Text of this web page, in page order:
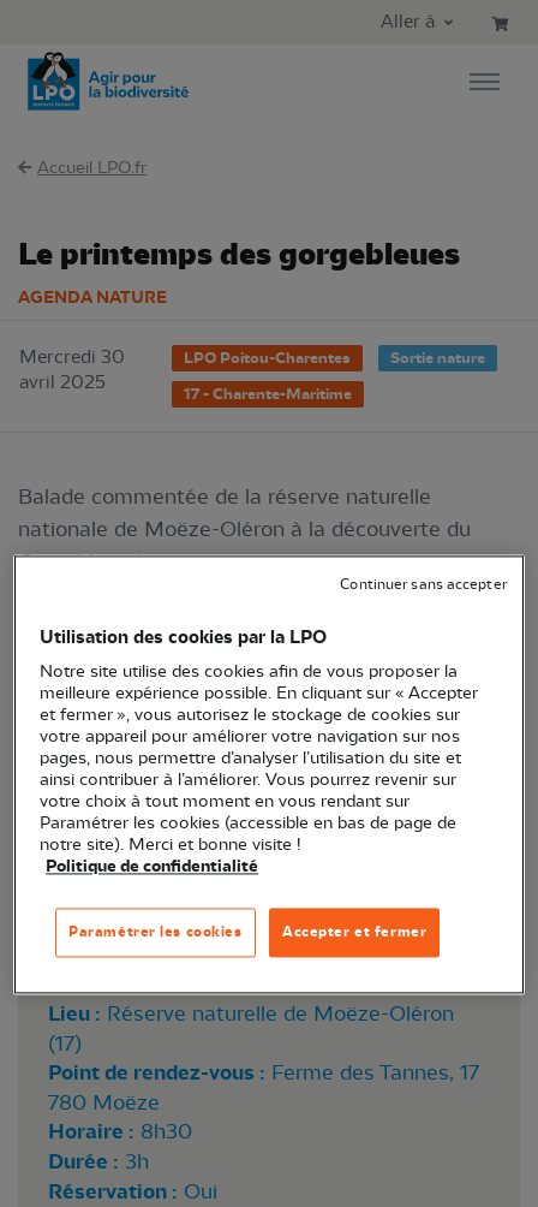
Aller au menu principal
Aller à
Accueil LPO.fr
Le printemps des gorgebleues
AGENDA NATURE
Mercredi 30
avril 2025
LPO Poitou-Charentes
Sortie nature
17 - Charente-Maritime
Balade commentée de la réserve naturelle
nationale de Moëze-Oléron à la découverte du
Gorgebleue à miroir.
Oléron ©RNNMO-LPO
Lieu : Réserve naturelle de Moëze-Oléron
(17)
Point de rendez-vous : Ferme des Tannes, 17
780 Moëze
Horaire : 8h30
Durée : 3h
Réservation : Oui
Utilisation des cookies par la LPO
Notre site utilise des cookies afin de vous proposer la
meilleure expérience possible. En cliquant sur « Accepter
et fermer », vous autorisez le stockage de cookies sur
votre appareil pour améliorer votre navigation sur nos
pages, nous permettre d’analyser l’utilisation du site et
ainsi contribuer à l’améliorer. Vous pourrez revenir sur
votre choix à tout moment en vous rendant sur
Paramétrer les cookies (accessible en bas de page de
notre site). Merci et bonne visite !
Politique de confidentialité
Accepter et fermer
Paramétrer les cookies
Continuer sans accepter